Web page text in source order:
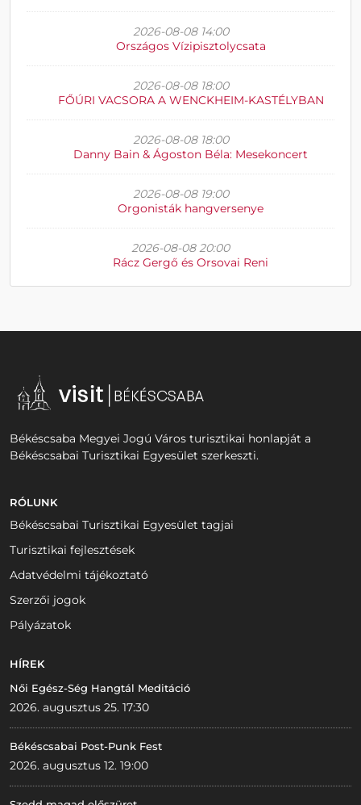
2026-08-08 14:00
Országos Vízipisztolycsata
2026-08-08 18:00
FŐÚRI VACSORA A WENCKHEIM-KASTÉLYBAN
2026-08-08 18:00
Danny Bain & Ágoston Béla: Mesekoncert
2026-08-08 19:00
Orgonisták hangversenye
2026-08-08 20:00
Rácz Gergő és Orsovai Reni
Békéscsaba Megyei Jogú Város turisztikai honlapját a
Békéscsabai Turisztikai Egyesület szerkeszti.
RÓLUNK
Békéscsabai Turisztikai Egyesület tagjai
Turisztikai fejlesztések
Adatvédelmi tájékoztató
Szerzői jogok
Pályázatok
HÍREK
Női Egész-Ség Hangtál Meditáció
2026. augusztus 25. 17:30
Békéscsabai Post-Punk Fest
2026. augusztus 12. 19:00